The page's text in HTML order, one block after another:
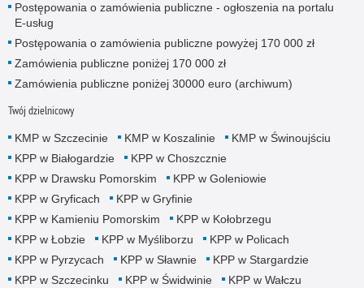
Postępowania o zamówienia publiczne - ogłoszenia na portalu
E-usług
Postępowania o zamówienia publiczne powyżej 170 000 zł
Zamówienia publiczne poniżej 170 000 zł
Zamówienia publiczne poniżej 30000 euro (archiwum)
Twój dzielnicowy
KMP w Szczecinie KMP w Koszalinie
KMP w Świnoujściu
KPP w Białogardzie
KPP w Choszcznie
KPP w Drawsku Pomorskim
KPP w Goleniowie
KPP w Gryficach
KPP w Gryfinie
KPP w Kamieniu Pomorskim
KPP w Kołobrzegu
KPP w Łobzie
KPP w Myśliborzu
KPP w Policach
KPP w Pyrzycach
KPP w Sławnie
KPP w Stargardzie
KPP w Szczecinku
KPP w Świdwinie KPP w Wałczu